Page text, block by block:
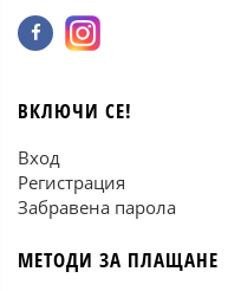
ВКЛЮЧИ СЕ!
Вход
Регистрация
Забравена парола
МЕТОДИ ЗА ПЛАЩАНЕ